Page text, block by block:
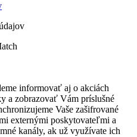
informovať aj o akciách
a zobrazovať Vám príslušné
Vaše zašifrované
externými poskytovateľmi a
kanály, ak už využívate ich